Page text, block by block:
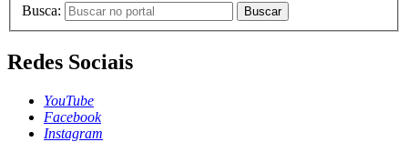
Busca: Buscar
Redes Sociais
YouTube
Facebook
Instagram